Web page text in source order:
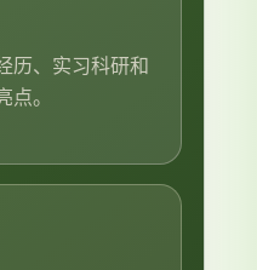
历、实习科研和
。